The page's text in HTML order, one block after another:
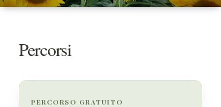
Percorsi
PERCORSO GRATUITO